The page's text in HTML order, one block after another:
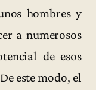
hombres y
a numerosos
de esos
este modo, el